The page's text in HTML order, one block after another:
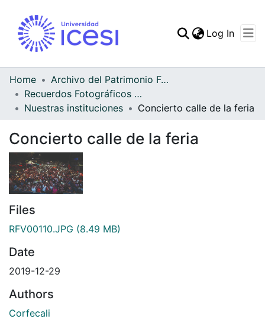
Log In
Home
Archivo del Patrimonio Fotográfico y Fílmico del Valle del Cauca
Recuerdos Fotográficos Vallecaucanos
Nuestras instituciones
Concierto calle de la feria
Concierto calle de la feria
Files
RFV00110.JPG (8.49 MB)
Date
2019-12-29
Authors
Corfecali